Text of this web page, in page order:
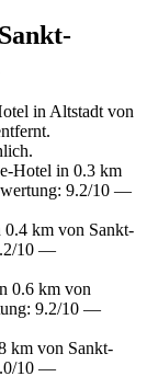
in Altstadt von
Hotel in 0.3 km
9.2/10 —
km von Sankt-
10 —
0.6 km von
9.2/10 —
km von Sankt-
10 —